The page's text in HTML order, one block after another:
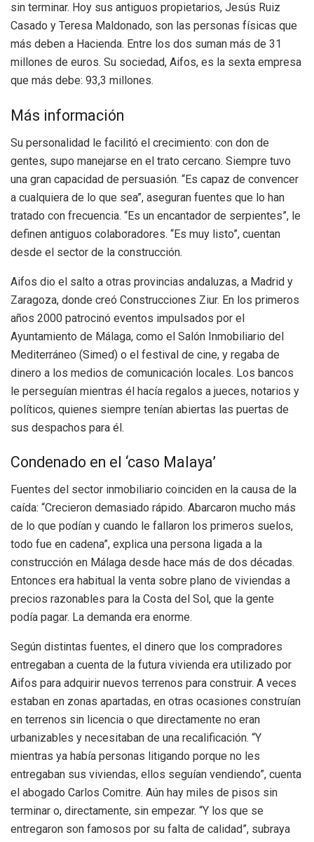
sin terminar. Hoy sus antiguos propietarios, Jesús Ruiz
Casado y Teresa Maldonado, son las personas físicas que
más deben a Hacienda. Entre los dos suman más de 31
millones de euros. Su sociedad, Aifos, es la sexta empresa
que más debe: 93,3 millones.
Más información
Su personalidad le facilitó el crecimiento: con don de
gentes, supo manejarse en el trato cercano. Siempre tuvo
una gran capacidad de persuasión. “Es capaz de convencer
a cualquiera de lo que sea”, aseguran fuentes que lo han
tratado con frecuencia. “Es un encantador de serpientes”, le
definen antiguos colaboradores. “Es muy listo”, cuentan
desde el sector de la construcción.
Aifos dio el salto a otras provincias andaluzas, a Madrid y
Zaragoza, donde creó Construcciones Ziur. En los primeros
años 2000 patrocinó eventos impulsados por el
Ayuntamiento de Málaga, como el Salón Inmobiliario del
Mediterráneo (Simed) o el festival de cine, y regaba de
dinero a los medios de comunicación locales. Los bancos
le perseguían mientras él hacía regalos a jueces, notarios y
políticos, quienes siempre tenían abiertas las puertas de
sus despachos para él.
Condenado en el ‘caso Malaya’
Fuentes del sector inmobiliario coinciden en la causa de la
caída: “Crecieron demasiado rápido. Abarcaron mucho más
de lo que podían y cuando le fallaron los primeros suelos,
todo fue en cadena”, explica una persona ligada a la
construcción en Málaga desde hace más de dos décadas.
Entonces era habitual la venta sobre plano de viviendas a
precios razonables para la Costa del Sol, que la gente
podía pagar. La demanda era enorme.
Según distintas fuentes, el dinero que los compradores
entregaban a cuenta de la futura vivienda era utilizado por
Aifos para adquirir nuevos terrenos para construir. A veces
estaban en zonas apartadas, en otras ocasiones construían
en terrenos sin licencia o que directamente no eran
urbanizables y necesitaban de una recalificación. “Y
mientras ya había personas litigando porque no les
entregaban sus viviendas, ellos seguían vendiendo”, cuenta
el abogado Carlos Comitre. Aún hay miles de pisos sin
terminar o, directamente, sin empezar. “Y los que se
entregaron son famosos por su falta de calidad”, subraya